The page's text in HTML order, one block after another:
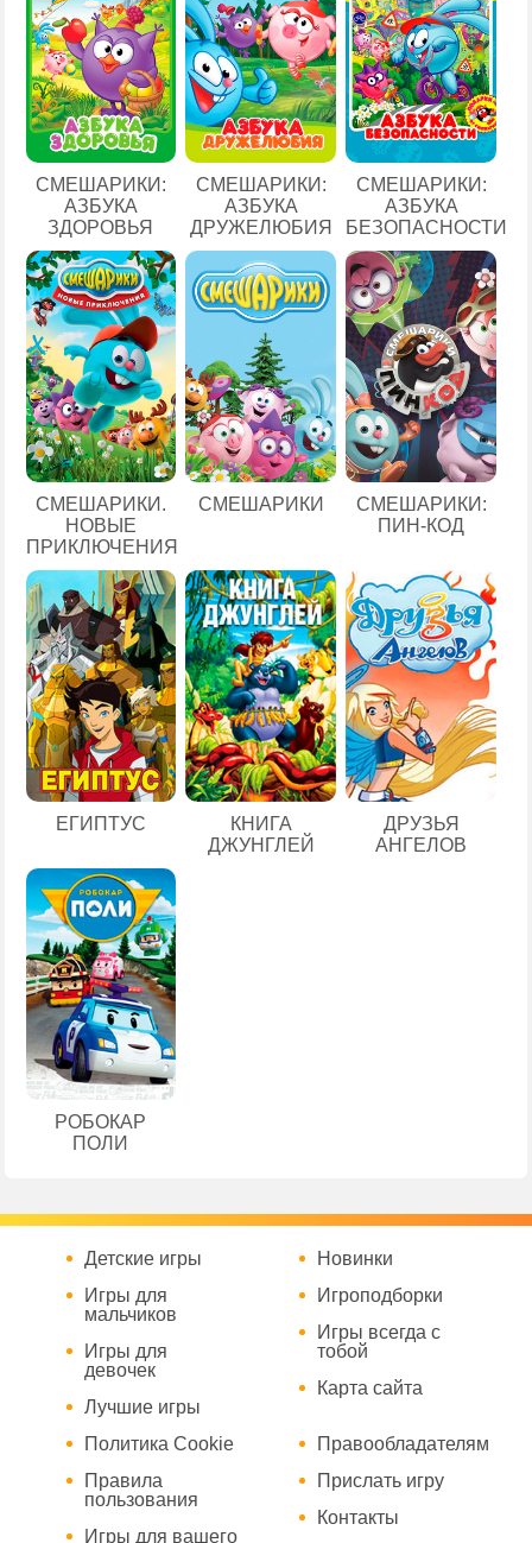
СМЕШАРИКИ:
АЗБУКА
ЗДОРОВЬЯ
СМЕШАРИКИ:
АЗБУКА
ДРУЖЕЛЮБИЯ
СМЕШАРИКИ:
АЗБУКА
БЕЗОПАСНОСТИ
СМЕШАРИКИ.
НОВЫЕ
ПРИКЛЮЧЕНИЯ
СМЕШАРИКИ
СМЕШАРИКИ:
ПИН-КОД
ЕГИПТУС
КНИГА
ДЖУНГЛЕЙ
ДРУЗЬЯ
АНГЕЛОВ
РОБОКАР
ПОЛИ
Детские игры
Игры для
мальчиков
Игры для
девочек
Лучшие игры
Новинки
Игроподборки
Игры всегда с
тобой
Карта сайта
Политика Cookie
Правила
пользования
Игры для вашего
Правообладателям
Прислать игру
Контакты